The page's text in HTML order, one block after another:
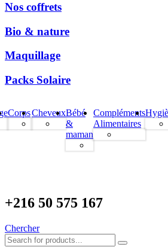
Nos coffrets
Bio & nature
Maquillage
Packs Solaire
CorpsCheveuxBébé
&
maman
Compléments
Alimentaires
+216 50 575 167
Chercher